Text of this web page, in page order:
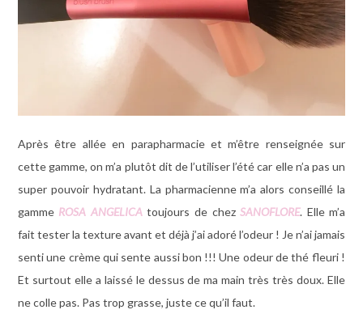
Après être allée en parapharmacie et m’être renseignée sur
cette gamme, on m’a plutôt dit de l’utiliser l’été car elle n’a pas un
super pouvoir hydratant. La pharmacienne m’a alors conseillé la
gamme ROSA ANGELICAtoujours de chezSANOFLORE. Elle m’a
fait tester la texture avant et déjà j’ai adoré l’odeur ! Je n’ai jamais
senti une crème qui sente aussi bon !!! Une odeur de thé fleuri !
Et surtout elle a laissé le dessus de ma main très très doux. Elle
ne colle pas. Pas trop grasse, juste ce qu’il faut.